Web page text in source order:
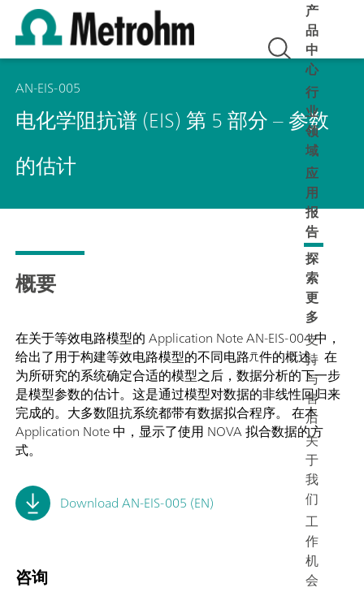
产
品
中
心
行
业
领
域
应
用
报
告
探
索
更
多
支
持
与
售
后
关
于
我
们
工
作
机
会
AN-EIS-005
电化学阻抗谱 (EIS) 第 5 部分 – 参数
的估计
概要
在关于等效电路模型的 Application Note AN-EIS-004 中，
给出了用于构建等效电路模型的不同电路元件的概述。在
为所研究的系统确定合适的模型之后，数据分析的下一步
是模型参数的估计。这是通过模型对数据的非线性回归来
完成的。大多数阻抗系统都带有数据拟合程序。 在本
Application Note 中，显示了使用 NOVA 拟合数据的方
式。
Download AN-EIS-005 (EN)
咨询